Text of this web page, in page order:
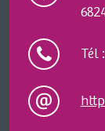
Tél